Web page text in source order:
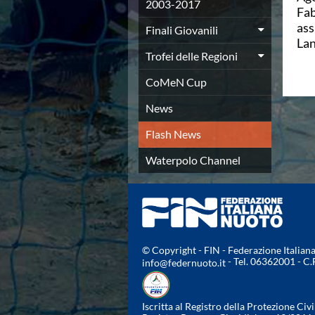
Campionato A2 Maschile
Campionato A2 Femminile
Campionato B Maschile
Storico Campionati 2003-2017
Finali Giovanili
Trofei delle Regioni
CoMeN Cup
News
Flash News
Waterpolo Channel
Tuffi
Eventi
Norme e documenti
Risultati e Classifiche
Azzurri
Flash News
Artistico
Eventi
Norme e documenti
2003-2017
Finali Giovanili
Trofei delle Regioni
CoMeN Cup
News
Flash News
Waterpolo Channel
© Copyright - FIN - Federazione
info@federnuoto.it- Tel. 06362001 -
Iscritta al Registro della Protezione